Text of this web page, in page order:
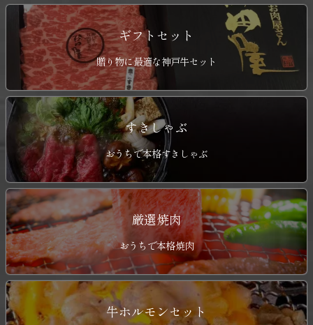
ギフトセット
贈り物に最適な神戸牛セット
すきしゃぶ
おうちで本格すきしゃぶ
厳選焼肉
おうちで本格焼肉
牛ホルモンセット